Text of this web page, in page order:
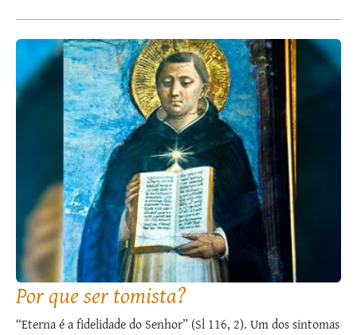
Por que ser tomista?
“Eterna é a fidelidade do Senhor” (Sl 116, 2). Um dos sintomas